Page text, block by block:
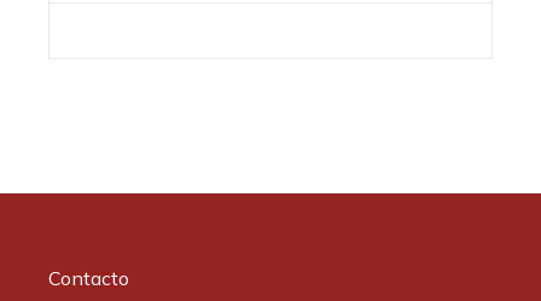
Contacto